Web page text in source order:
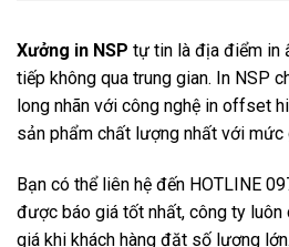
Xưởng in NSP tự tin là địa điểm in
tiếp không qua trung gian. In NSP
long nhãn với công nghệ in offset
sản phẩm chất lượng nhất với mức
Bạn có thể liên hệ đến HOTLINE
được báo giá tốt nhất, công ty
giá khi khách hàng đặt số lượng lớn.